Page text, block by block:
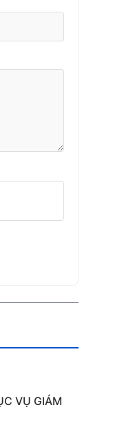
VỤ GIÁM